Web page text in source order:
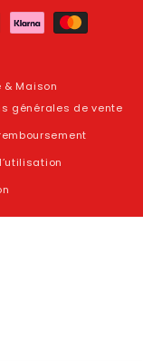
& Maison
générales de vente